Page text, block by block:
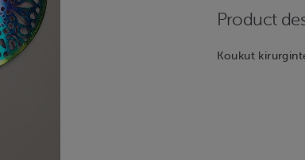
Product
Koukut